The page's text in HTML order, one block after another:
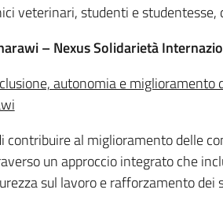
veterinari, studenti e studentesse,
– Nexus Solidarietà
autonomia e miglioramento
contribuire al miglioramento delle
un approccio integrato che
sul lavoro e rafforzamento